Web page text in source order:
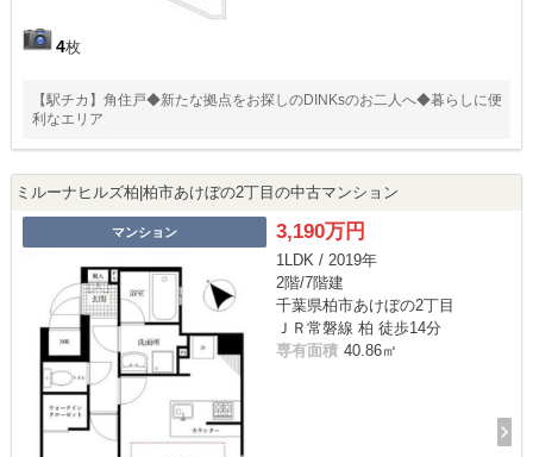
4枚
【駅チカ】角住戸◆新たな拠点をお探しのDINKsのお二人へ◆暮らしに便
利なエリア
ミルーナヒルズ柏|柏市あけぼの2丁目の中古マンション
マンション 3,190万円
1LDK / 2019年
2階/7階建
千葉県柏市あけぼの2丁目
ＪＲ常磐線 柏 徒歩14分
専有面積 40.86㎡